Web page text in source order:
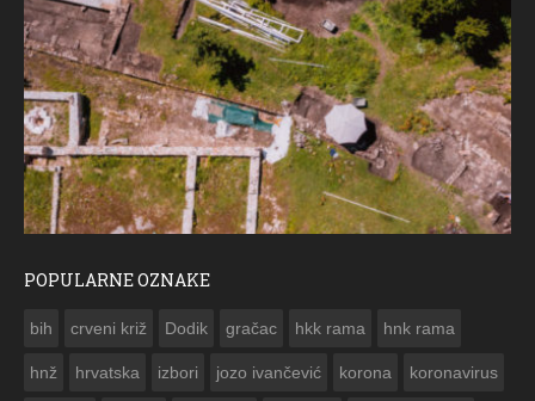
POPULARNE OZNAKE
bih crveni križ Dodik gračac hkk rama hnk rama
hnž hrvatska izbori jozo ivančević korona koronavirus